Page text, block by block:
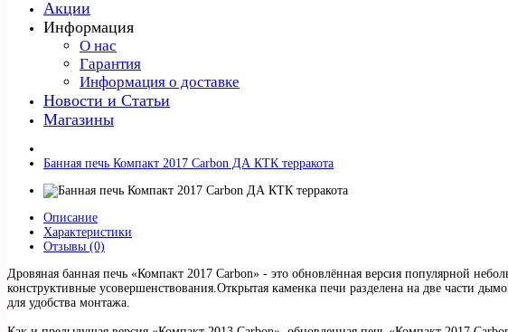
Акции
Информация
О нас
Гарантия
Информация о доставке
Новости и Статьи
Магазины
Банная печь Компакт 2017 Carbon ДА КТК терракота
Описание
Характеристики
Отзывы (0)
Дровяная банная печь «Компакт 2017 Carbon» - это обновлённая версия популярной
конструктивные усовершенствования.Открытая каменка печи разделена на две части
для удобства монтажа.